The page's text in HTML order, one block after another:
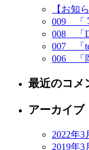
【お知
009 「
008 「
007 「
006 「
最近のコメ
アーカイブ
2022年3
2019年3